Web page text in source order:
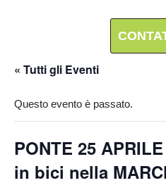
« Tutti gli Eventi
Questo evento è passato.
PONTE 25
in bici nella